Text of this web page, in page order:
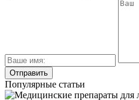
Популярные статьи